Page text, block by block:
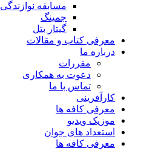
مسابقه نوازندگی
جمینگ
گیتار بتل
معرفی کتاب و مقالات
درباره ما
مقررات
دعوت به همکاری
تماس با ما
کارآفرینی
معرفی کافه ها
موزیک ویدیو
استعداد های جوان
معرفی کافه ها